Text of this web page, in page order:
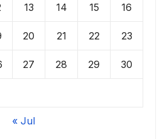
13 14 15 16
20 21 22 23
27 28 29 30
« Jul